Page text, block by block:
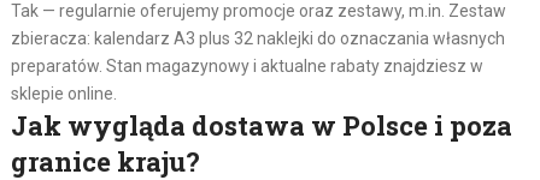
Tak — regularnie oferujemy promocje oraz zestawy, m.in. Zestaw
zbieracza: kalendarz A3 plus 32 naklejki do oznaczania własnych
preparatów. Stan magazynowy i aktualne rabaty znajdziesz w
sklepie online.
Jak wygląda dostawa w Polsce i poza
granice kraju?